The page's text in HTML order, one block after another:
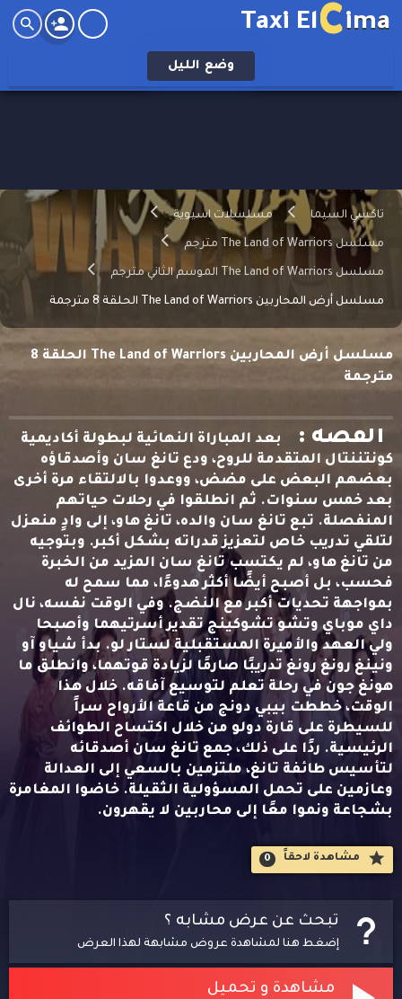
Taxi ElCima
وضع الليل
تاكسي السيما مسلسلات اسيوية
مسلسل The Land of Warriors مترجم
مسلسل The Land of Warriors الموسم الثاني مترجم
مسلسل أرض المحاربين The Land of Warriors الحلقة 8 مترجمة
مسلسل أرض المحاربين The Land of Warriors الحلقة 8
مترجمة
القصه :
بعد المباراة النهائية لبطولة أكاديمية
كونتننتال المتقدمة للروح، ودع تانغ سان وأصدقاؤه
بعضهم البعض على مضض، ووعدوا بالالتقاء مرة أخرى
بعد خمس سنوات. ثم انطلقوا في رحلات حياتهم
المنفصلة. تبع تانغ سان والده، تانغ هاو، إلى وادٍ منعزل
لتلقي تدريب خاص لتعزيز قدراته بشكل أكبر. وبتوجيه
من تانغ هاو، لم يكتسب تانغ سان المزيد من الخبرة
فحسب، بل أصبح أيضًا أكثر هدوءًا، مما سمح له
بمواجهة تحديات أكبر مع النضج. وفي الوقت نفسه، نال
داي موباي وتشو تشوكينج تقدير أسرتيهما وأصبحا
ولي العهد والأميرة المستقبلية لستار لو. بدأ شياو آو
ونينغ رونغ رونغ تدريبًا صارمًا لزيادة قوتهما، وانطلق ما
هونغ جون في رحلة تعلم لتوسيع آفاقه. خلال هذا
الوقت، خططت بيبي دونج من قاعة الأرواح سراً
للسيطرة على قارة دولو من خلال اكتساح الطوائف
الرئيسية. ردًا على ذلك، جمع تانغ سان أصدقائه
لتأسيس طائفة تانغ، ملتزمين بالسعي إلى العدالة
وعازمين على تحمل المسؤولية الثقيلة. خاضوا المغامرة
بشجاعة ونموا معًا إلى محاربين لا يقهرون.
مشاهدة لاحقاََ 0
تبحث عن عرض مشابه ؟
إضغط هنا لمشاهدة عروض مشابهة لهذا العرض
مشاهدة و تحميل